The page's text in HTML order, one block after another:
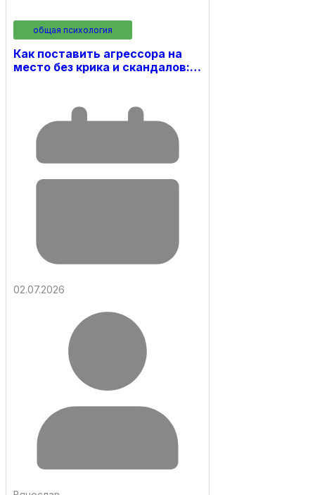
общая психология
Как поставить агрессора на
место без крика и скандалов:…
02.07.2026